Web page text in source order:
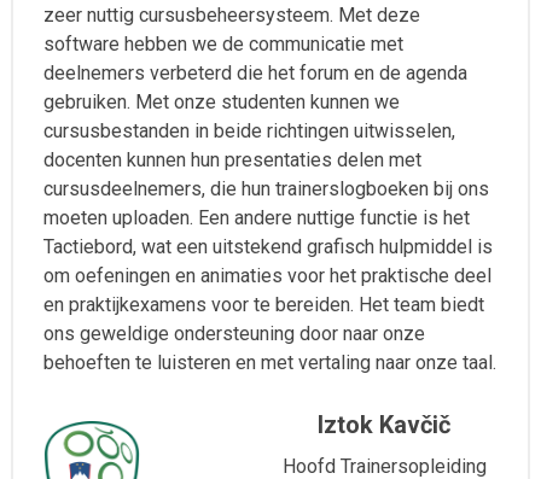
zeer nuttig cursusbeheersysteem. Met deze
software hebben we de communicatie met
deelnemers verbeterd die het forum en de agenda
gebruiken. Met onze studenten kunnen we
cursusbestanden in beide richtingen uitwisselen,
docenten kunnen hun presentaties delen met
cursusdeelnemers, die hun trainerslogboeken bij ons
moeten uploaden. Een andere nuttige functie is het
Tactiebord, wat een uitstekend grafisch hulpmiddel is
om oefeningen en animaties voor het praktische deel
en praktijkexamens voor te bereiden. Het team biedt
ons geweldige ondersteuning door naar onze
behoeften te luisteren en met vertaling naar onze taal.
Iztok Kavčič
Hoofd Trainersopleiding